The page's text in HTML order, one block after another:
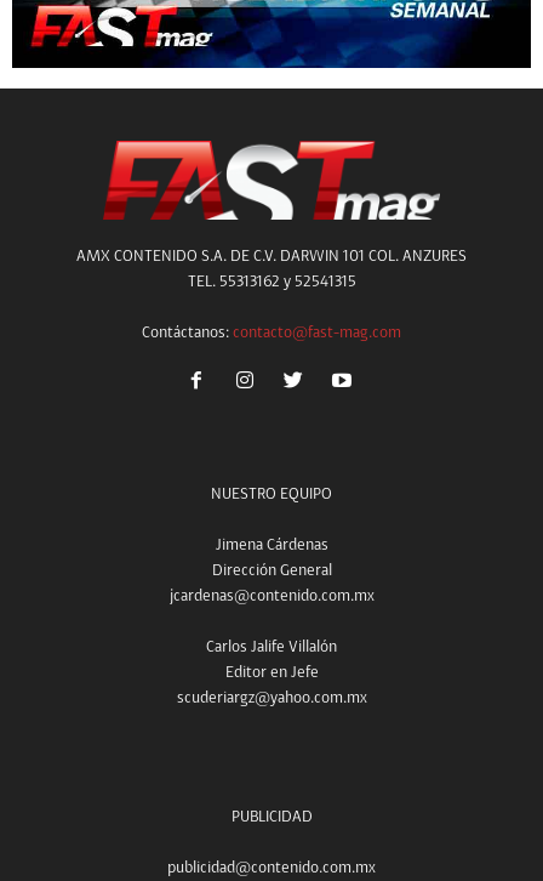
AMX CONTENIDO S.A. DE C.V. DARWIN 101 COL. ANZURES
TEL. 55313162 y 52541315
Contáctanos: contacto@fast-mag.com
NUESTRO EQUIPO
Jimena Cárdenas
Dirección General
jcardenas@contenido.com.mx
Carlos Jalife Villalón
Editor en Jefe
scuderiargz@yahoo.com.mx
PUBLICIDAD
publicidad@contenido.com.mx